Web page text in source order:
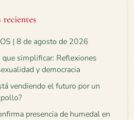
| 8 de agosto de 2026
que simplificar: Reflexiones
y democracia
vendiendo el futuro por un
presencia de humedal en